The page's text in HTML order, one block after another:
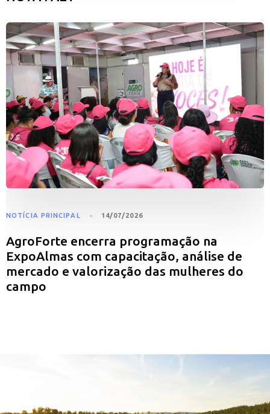
NOTÍCIA PRINCIPAL 14/07/2026
AgroForte encerra programação na
ExpoAlmas com capacitação, análise de
mercado e valorização das mulheres do
campo